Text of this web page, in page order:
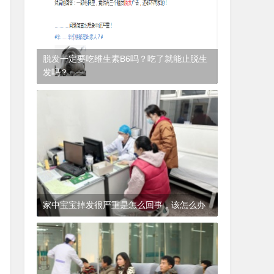
脱发一定要吃维生素B6吗？吃了就能止脱生
发吗？
家中宝宝掉发很严重是怎么回事，该怎么办
1年前(2024-12-06) 皮肤科